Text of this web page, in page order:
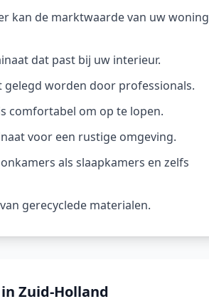
kan de marktwaarde van uw woning
dat past bij uw interieur.
gelegd worden door professionals.
comfortabel om op te lopen.
voor een rustige omgeving.
als slaapkamers en zelfs
gerecyclede materialen.
Zuid-Holland